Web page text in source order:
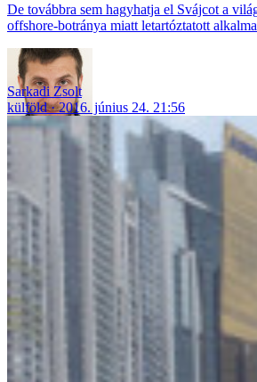
De továbbra sem hagyhatja el Svájcot a
offshore-botránya miatt letartóztatott
Sarkadi Zsolt
külföld
2016. június 24. 21:56